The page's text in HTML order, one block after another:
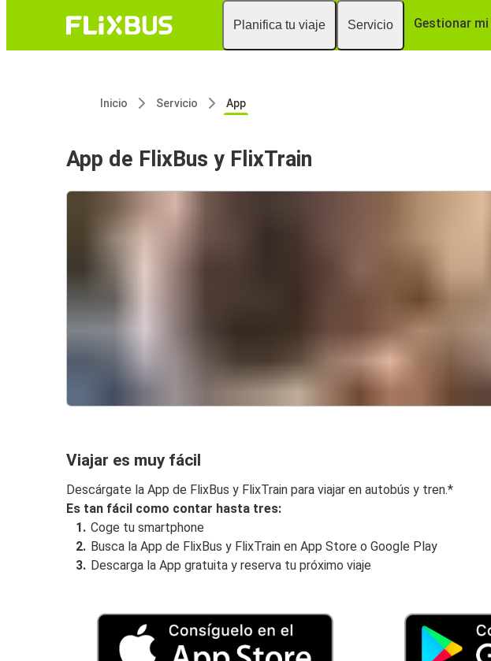
Planifica tu viaje Servicio Gestionar mi
Inicio Servicio App
App de FlixBus y FlixTrain
Viajar es muy fácil
Descárgate la App de FlixBus y FlixTrain para viajar en autobús y tren.*
Es tan fácil como contar hasta tres:
Coge tu smartphone
Busca la App de FlixBus y FlixTrain en App Store o Google Play
Descarga la App gratuita y reserva tu próximo viaje